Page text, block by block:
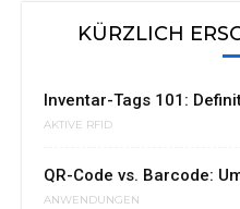
KÜRZLICH
Inventar-Tags 101:
AKTIVE RFID
QR-Code vs. Barcode:
ANWENDUNGEN